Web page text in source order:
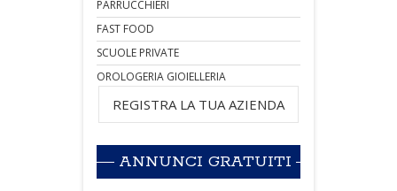
PARRUCCHIERI
FAST FOOD
SCUOLE PRIVATE
OROLOGERIA GIOIELLERIA
REGISTRA LA TUA AZIENDA
ANNUNCI GRATUITI